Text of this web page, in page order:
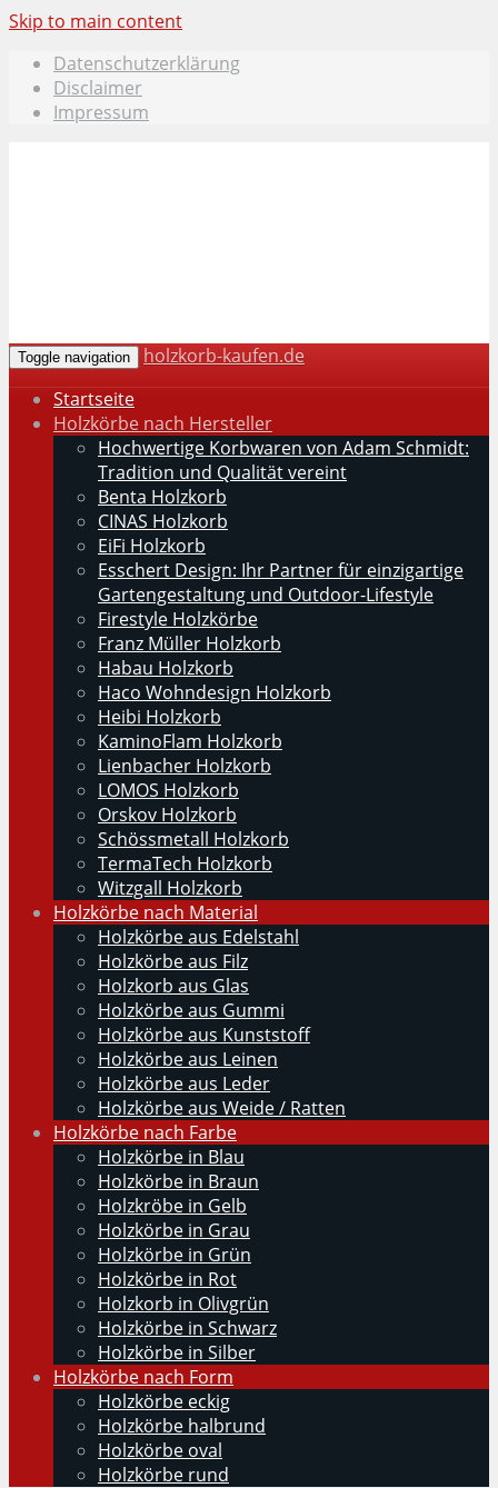
Skip to main content
Datenschutzerklärung
Disclaimer
Impressum
Toggle navigation
holzkorb-kaufen.de
Startseite
Holzkörbe nach Hersteller
Hochwertige Korbwaren von Adam Schmidt:
Tradition und Qualität vereint
Benta Holzkorb
CINAS Holzkorb
EiFi Holzkorb
Esschert Design: Ihr Partner für einzigartige
Gartengestaltung und Outdoor-Lifestyle
Firestyle Holzkörbe
Franz Müller Holzkorb
Habau Holzkorb
Haco Wohndesign Holzkorb
Heibi Holzkorb
KaminoFlam Holzkorb
Lienbacher Holzkorb
LOMOS Holzkorb
Orskov Holzkorb
Schössmetall Holzkorb
TermaTech Holzkorb
Witzgall Holzkorb
Holzkörbe nach Material
Holzkörbe aus Edelstahl
Holzkörbe aus Filz
Holzkorb aus Glas
Holzkörbe aus Gummi
Holzkörbe aus Kunststoff
Holzkörbe aus Leinen
Holzkörbe aus Leder
Holzkörbe aus Weide / Ratten
Holzkörbe nach Farbe
Holzkörbe in Blau
Holzkörbe in Braun
Holzkröbe in Gelb
Holzkörbe in Grau
Holzkörbe in Grün
Holzkörbe in Rot
Holzkorb in Olivgrün
Holzkörbe in Schwarz
Holzkörbe in Silber
Holzkörbe nach Form
Holzkörbe eckig
Holzkörbe halbrund
Holzkörbe oval
Holzkörbe rund